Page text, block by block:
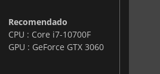
Recomendado
CPU : Core i7-10700F
GPU : GeForce GTX 3060